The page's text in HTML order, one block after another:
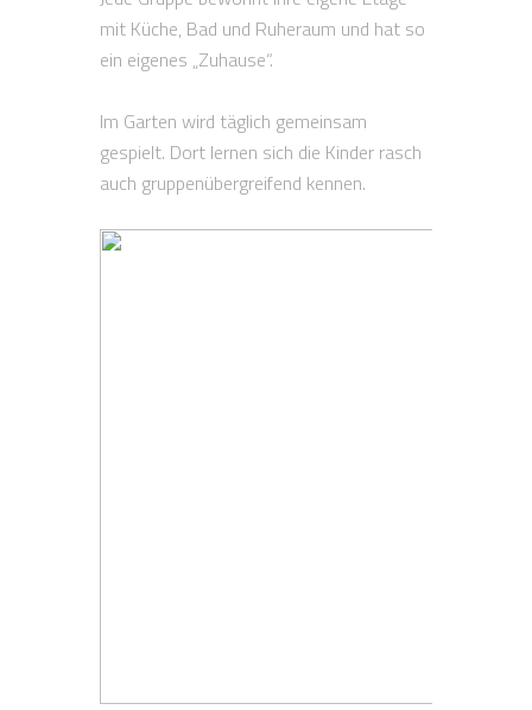
mit Küche, Bad und Ruheraum und hat so
ein eigenes „Zuhause“.
Im Garten wird täglich gemeinsam
gespielt. Dort lernen sich die Kinder rasch
auch gruppenübergreifend kennen.